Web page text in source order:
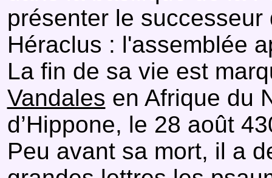
présenter le
Héraclus : l'assemblée
La fin de sa vie est
Vandales en Afrique du
d’Hippone, le 28 août
Peu avant sa mort, il a